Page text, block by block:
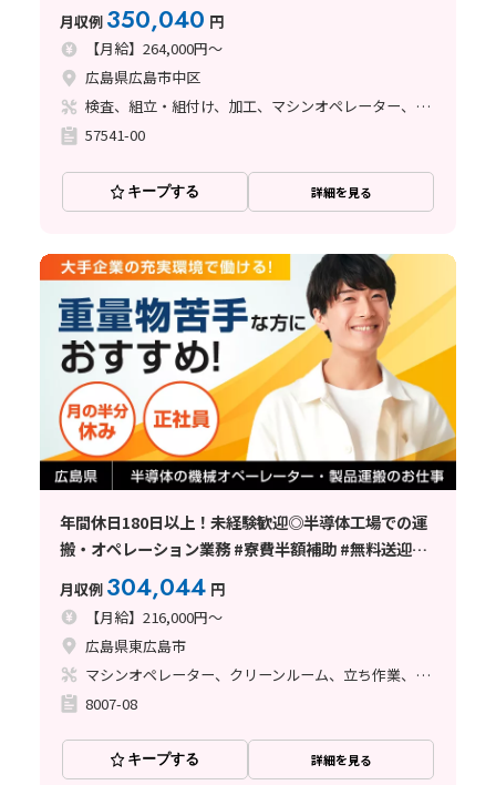
月収例 350,040 円
【月給】264,000円～
広島県広島市中区
検査、組立・組付け、加工、マシンオペレーター、クリーンルーム、品質管理、メンテナンス・保全、フォークリフト、玉掛け・クレーン、ライン作業、ハンダ付け、鋳造・鍛造、立ち作業、溶接、塗装、バリ取り
57541-00
キープする 詳細を見る
年間休日180日以上！未経験歓迎◎半導体工場での運
搬・オペレーション業務 #寮費半額補助 #無料送迎あ
月収例 304,044 円
【月給】216,000円～
広島県東広島市
マシンオペレーター、クリーンルーム、立ち作業、その他
8007-08
キープする 詳細を見る